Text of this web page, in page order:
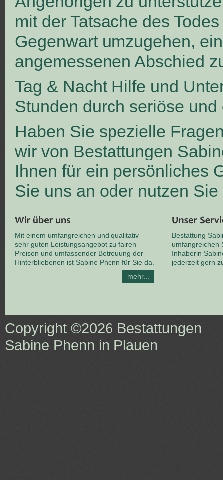
mit der Tatsache des
Gegenwart umzugehen,
angemessenen Abschied
Tag & Nacht Hilfe und
Stunden durch seriöse
Haben Sie spezielle
wir von Bestattungen
Ihnen für ein persönliches
Sie uns an oder nutzen
Mit einem umfangreichen und qualitativ
sehr guten Leistungsangebot zu fairen
Preisen und umfassender Betreuung der
Hinterbliebenen ist Sabine Phenn für Sie da.
mehr...
Bestattung
umfangreichen
Inhaberin
jederzeit gern
Copyright ©2026 Bestattungen
Sabine Phenn in Plauen